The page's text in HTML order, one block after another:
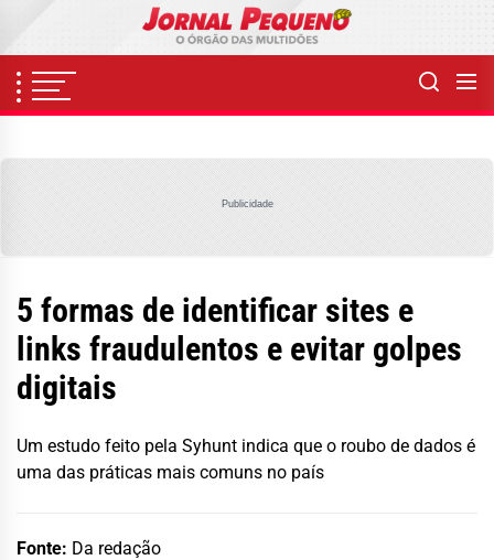
content
Publicidade
5 formas de identificar sites e
links fraudulentos e evitar golpes
digitais
Um estudo feito pela Syhunt indica que o roubo de dados é
uma das práticas mais comuns no país
Fonte: Da redação